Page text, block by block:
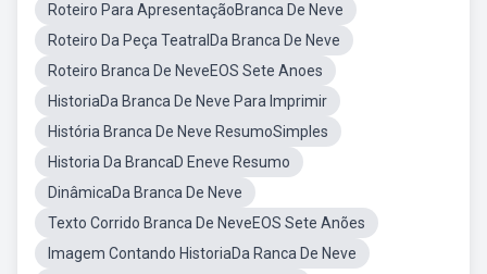
Roteiro Para ApresentaçãoBranca De Neve
Roteiro Da Peça TeatralDa Branca De Neve
Roteiro Branca De NeveEOS Sete Anoes
HistoriaDa Branca De Neve Para Imprimir
História Branca De Neve ResumoSimples
Historia Da BrancaD Eneve Resumo
DinâmicaDa Branca De Neve
Texto Corrido Branca De NeveEOS Sete Anões
Imagem Contando HistoriaDa Ranca De Neve